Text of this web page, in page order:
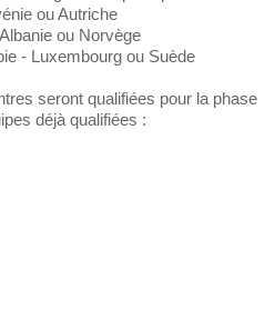
ou Autriche
ou Norvège
- Luxembourg ou Suède
seront qualifiées pour la phase
déjà qualifiées :